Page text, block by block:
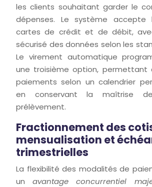
les clients souhaitant garder le
dépenses. Le système accepte
cartes de crédit et de débit,
sécurisé des données selon les
Le virement automatique
une troisième option, permettant
paiements selon un calendrier
en conservant la maîtrise
prélèvement.
Fractionnement des
mensualisation et
trimestrielles
La flexibilité des modalités de
unavantage concurrentiel